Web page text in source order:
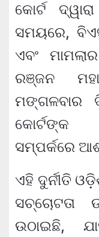
କୋର୍ଟ
ସମୟରେ,
ଏବଂ
ରଞ୍ଜନ
ମଙ୍ଗଳବାର
କୋର୍ଟଙ୍କ
ସମ୍ପର୍କରେ
ଏହି ଦୁର୍ନୀତି
ସଚ୍ଚୋଟତା
ଉଠାଇଛି,